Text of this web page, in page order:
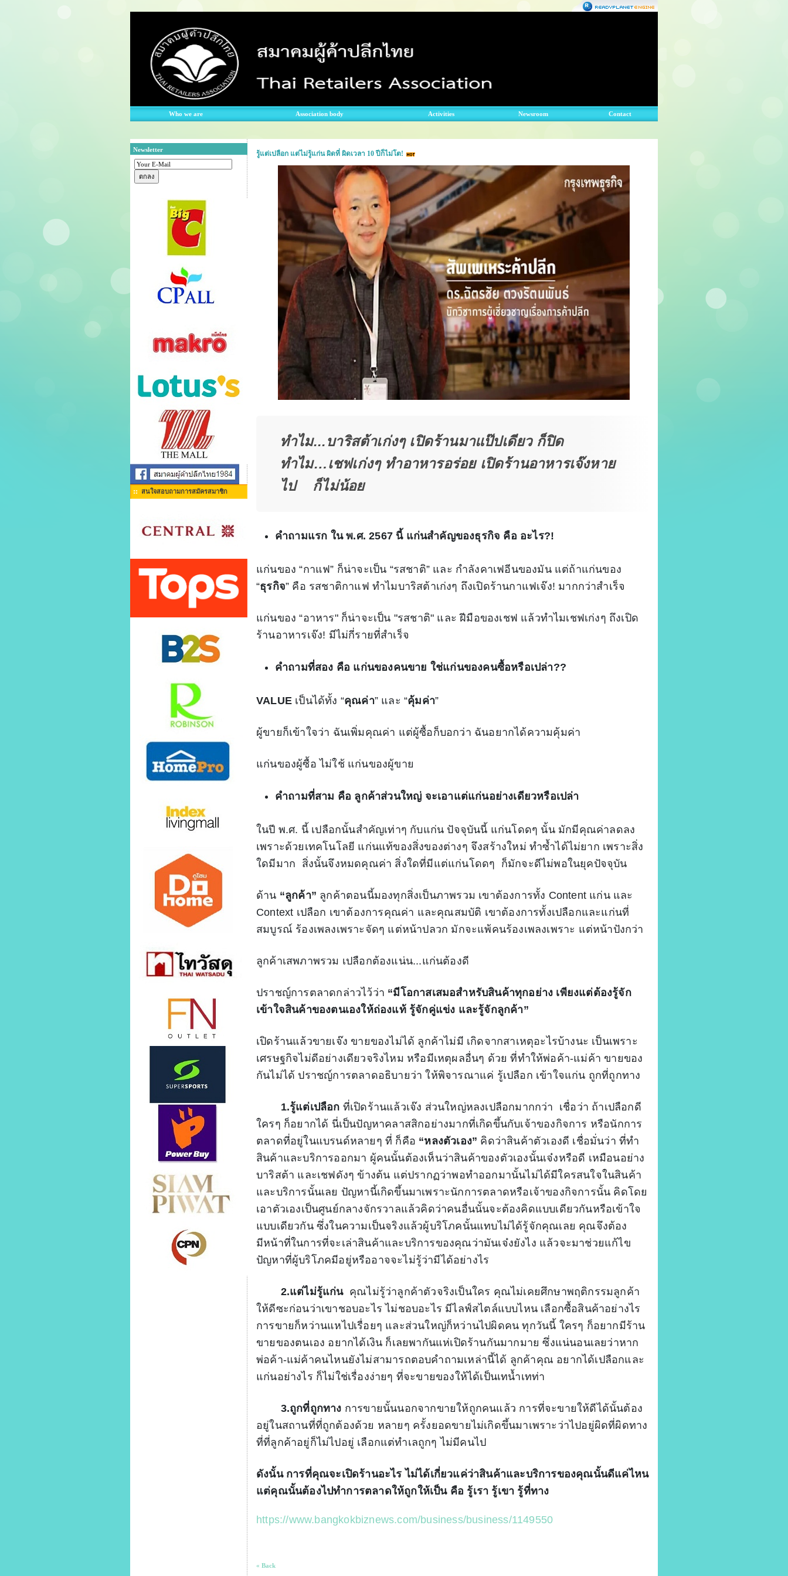
Who we are Association body Activities Newsroom Contact
Newsletter
สนใจสอบถามการสมัครสมาชิก
รู้แต่เปลือก แต่ไม่รู้แก่น ผิดที่ ผิดเวลา 10 ปีก็ไม่โต!
ทำไม...บาริสต้าเก่งๆ เปิดร้านมาแป๊ปเดียว ก็ปิด
ทำไม…เชฟเก่งๆ ทำอาหารอร่อย เปิดร้านอาหารเจ๊งหาย
ไป ก็ไม่น้อย
คำถามแรก ใน พ.ศ.​ 2567 นี้ แก่นสำคัญของธุรกิจ คือ อะไร?!
แก่นของ “กาแฟ” ก็น่าจะเป็น “รสชาติ” และ กำลังคาเฟอีนของมัน แต่ถ้าแก่นของ
“ธุรกิจ” คือ รสชาติกาแฟ ทำไมบาริสต้าเก่งๆ ถึงเปิดร้านกาแฟเจ๊ง! มากกว่าสำเร็จ
แก่นของ “อาหาร" ก็น่าจะเป็น "รสชาติ" และ ฝีมือของเชฟ แล้วทำไมเชฟเก่งๆ ถึงเปิด
ร้านอาหารเจ๊ง! มีไม่กี่รายที่สำเร็จ
คำถามที่สอง คือ แก่นของคนขาย ใช่แก่นของคนซื้อหรือเปล่า??
VALUE เป็นได้ทั้ง “คุณค่า” และ “คุ้มค่า”
ผู้ขายก็เข้าใจว่า ฉันเพิ่มคุณค่า แต่ผู้ซื้อก็บอกว่า ฉันอยากได้ความคุ้มค่า
แก่นของผู้ซื้อ ไม่ใช้ แก่นของผู้ขาย
คำถามที่สาม คือ ลูกค้าส่วนใหญ่ จะเอาแต่แก่นอย่างเดียวหรือเปล่า
ในปี พ.ศ. นี้ เปลือกนั้นสำคัญเท่าๆ กับแก่น ปัจจุบันนี้ แก่นโดดๆ นั้น มักมีคุณค่าลดลง
เพราะด้วยเทคโนโลยี แก่นแท้ของสิ่งของต่างๆ จึงสร้างใหม่ ทำซ้ำได้ไม่ยาก เพราะสิ่ง
ใดมีมาก สิ่งนั้นจึงหมดคุณค่า สิ่งใดที่มีแต่แก่นโดดๆ ก็มักจะดีไม่พอในยุคปัจจุบัน
ด้าน “ลูกค้า” ลูกค้าตอนนี้มองทุกสิ่งเป็นภาพรวม เขาต้องการทั้ง Content แก่น และ
Context เปลือก เขาต้องการคุณค่า และคุณสมบัติ เขาต้องการทั้งเปลือกและแก่นที่
สมบูรณ์ ร้องเพลงเพราะจัดๆ แต่หน้าปลวก มักจะแพ้คนร้องเพลงเพราะ แต่หน้าปังกว่า
ลูกค้าเสพภาพรวม เปลือกต้องแน่น...แก่นต้องดี
ปราชญ์การตลาดกล่าวไว้ว่า “มีโอกาสเสมอสำหรับสินค้าทุกอย่าง เพียงแต่ต้องรู้จัก
เข้าใจสินค้าของตนเองให้ถ่องแท้ รู้จักคู่แข่ง และรู้จักลูกค้า”
เปิดร้านแล้วขายเจ๊ง ขายของไม่ได้ ลูกค้าไม่มี เกิดจากสาเหตุอะไรบ้างนะ เป็นเพราะ
เศรษฐกิจไม่ดีอย่างเดียวจริงไหม หรือมีเหตุผลอื่นๆ ด้วย ที่ทำให้พ่อค้า-แม่ค้า ขายของ
กันไม่ได้ ปราชญ์การตลาดอธิบายว่า ให้พิจารณาแค่ รู้เปลือก เข้าใจแก่น ถูกที่ถูกทาง
1.รู้แต่เปลือก ที่เปิดร้านแล้วเจ๊ง ส่วนใหญ่หลงเปลือกมากกว่า เชื่อว่า ถ้าเปลือกดี
ใครๆ ก็อยากได้ นี่เป็นปัญหาคลาสสิกอย่างมากที่เกิดขึ้นกับเจ้าของกิจการ หรือนักการ
ตลาดที่อยู่ในแบรนด์หลายๆ ที่ ก็คือ “หลงตัวเอง” คิดว่าสินค้าตัวเองดี เชื่อมั่นว่า ที่ทำ
สินค้าและบริการออกมา ผู้คนนั้นต้องเห็นว่าสินค้าของตัวเองนั้นเจ๋งหรือดี เหมือนอย่าง
บาริสต้า และเชฟดังๆ ข้างต้น แต่ปรากฏว่าพอทำออกมานั้นไม่ได้มีใครสนใจในสินค้า
และบริการนั้นเลย ปัญหานี้เกิดขึ้นมาเพราะนักการตลาดหรือเจ้าของกิจการนั้น คิดโดย
เอาตัวเองเป็นศูนย์กลางจักรวาลแล้วคิดว่าคนอื่นนั้นจะต้องคิดแบบเดียวกันหรือเข้าใจ
แบบเดียวกัน ซึ่งในความเป็นจริงแล้วผู้บริโภคนั้นแทบไม่ได้รู้จักคุณเลย คุณจึงต้อง
มีหน้าที่ในการที่จะเล่าสินค้าและบริการของคุณว่ามันเจ๋งยังไง แล้วจะมาช่วยแก้ไข
ปัญหาที่ผู้บริโภคมีอยู่หรืออาจจะไม่รู้ว่ามีได้อย่างไร
2.แต่ไม่รู้แก่น คุณไม่รู้ว่าลูกค้าตัวจริงเป็นใคร คุณไม่เคยศึกษาพฤติกรรมลูกค้า
ให้ดีซะก่อนว่าเขาชอบอะไร ไม่ชอบอะไร มีไลฟ์สไตล์แบบไหน เลือกซื้อสินค้าอย่างไร
การขายก็หว่านแหไปเรื่อยๆ และส่วนใหญ่ก็หว่านไปผิดคน ทุกวันนี้ ใครๆ ก็อยากมีร้าน
ขายของตนเอง อยากได้เงิน ก็เลยพากันแห่เปิดร้านกันมากมาย ซึ่งแน่นอนเลยว่าหาก
พ่อค้า-แม่ค้าคนไหนยังไม่สามารถตอบคำถามเหล่านี้ได้ ลูกค้าคุณ อยากได้เปลือกและ
แก่นอย่างไร ก็ไม่ใช่เรื่องง่ายๆ ที่จะขายของให้ได้เป็นเทน้ำเทท่า
3.ถูกที่ถูกทาง การขายนั้นนอกจากขายให้ถูกคนแล้ว การที่จะขายให้ดีได้นั้นต้อง
อยู่ในสถานที่ที่ถูกต้องด้วย หลายๆ ครั้งยอดขายไม่เกิดขึ้นมาเพราะว่าไปอยู่ผิดที่ผิดทาง
ที่ที่ลูกค้าอยู่ก็ไม่ไปอยู่ เลือกแต่ทำเลถูกๆ ไม่มีคนไป
ดังนั้น การที่คุณจะเปิดร้านอะไร ไม่ได้เกี่ยวแค่ว่าสินค้าและบริการของคุณนั้นดีแค่ไหน
แต่คุณนั้นต้องไปทำการตลาดให้ถูกให้เป็น คือ รู้เรา รู้เขา รู้ที่ทาง
https://www.bangkokbiznews.com/business/business/1149550
« Back